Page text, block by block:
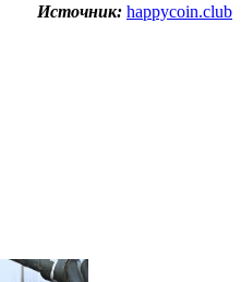
Источник: happycoin.club